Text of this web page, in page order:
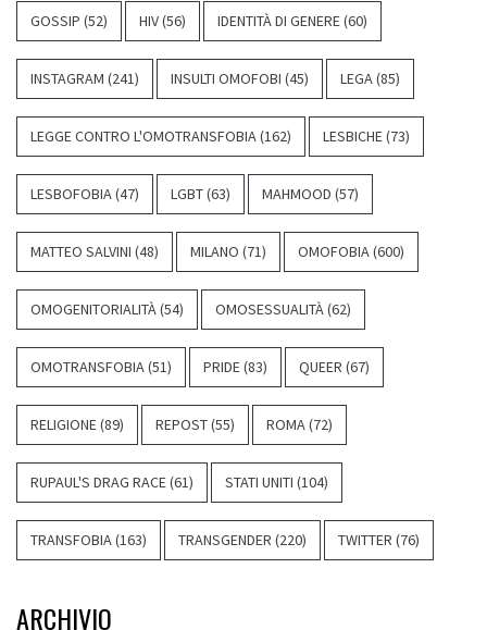
GOSSIP (52) HIV(56) IDENTITÀ DI GENERE(60)
INSTAGRAM (241) INSULTI OMOFOBI (45) LEGA(85)
LEGGE CONTRO L'OMOTRANSFOBIA(162) LESBICHE(73)
LESBOFOBIA(47) LGBT(63) MAHMOOD (57)
MATTEO SALVINI (48) MILANO (71) OMOFOBIA(600)
OMOGENITORIALITÀ(54) OMOSESSUALITÀ(62)
OMOTRANSFOBIA(51) PRIDE(83) QUEER (67)
RELIGIONE(89) REPOST(55) ROMA(72)
RUPAUL'S DRAG RACE(61) STATI UNITI (104)
TRANSFOBIA(163) TRANSGENDER (220) TWITTER (76)
ARCHIVIO